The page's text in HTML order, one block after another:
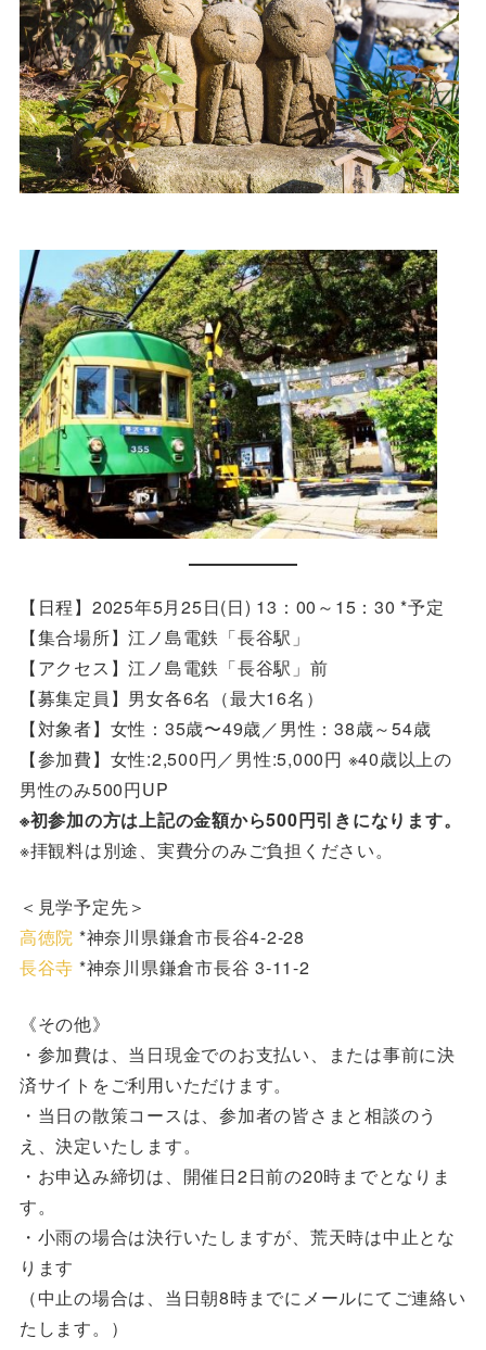
【日程】2025年5月25日(日) 13：00～15：30 *予定
【集合場所】江ノ島電鉄「長谷駅」
【アクセス】江ノ島電鉄「長谷駅」前
【募集定員】男女各6名（最大16名）
【対象者】女性：35歳〜49歳／男性：38歳～54歳
【参加費】女性:2,500円／男性:5,000円 ※40歳以上の
男性のみ500円UP
※初参加の方は上記の金額から500円引きになります。
※拝観料は別途、実費分のみご負担ください。
＜見学予定先＞
高徳院 *神奈川県鎌倉市長谷4-2-28
長谷寺 *神奈川県鎌倉市長谷 3-11-2
《その他》
・参加費は、当日現金でのお支払い、または事前に決
済サイトをご利用いただけます。
・当日の散策コースは、参加者の皆さまと相談のう
え、決定いたします。
・お申込み締切は、開催日2日前の20時までとなりま
す。
・小雨の場合は決行いたしますが、荒天時は中止とな
ります
（中止の場合は、当日朝8時までにメールにてご連絡い
たします。）